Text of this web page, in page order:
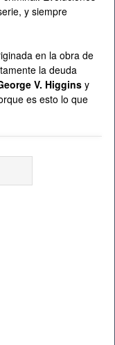
y siempre
en la obra de
la deuda
V. Higginsy
es esto lo que